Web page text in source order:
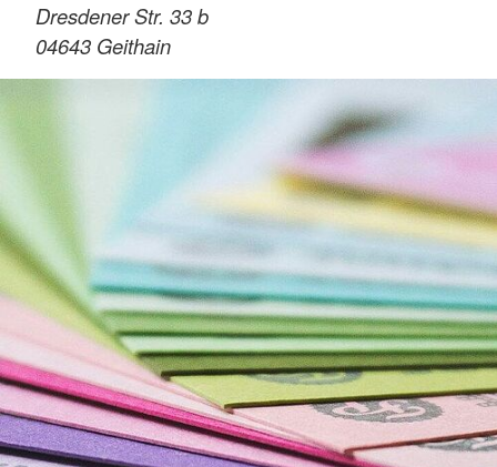
Dresdener Str. 33 b
04643 Geithain